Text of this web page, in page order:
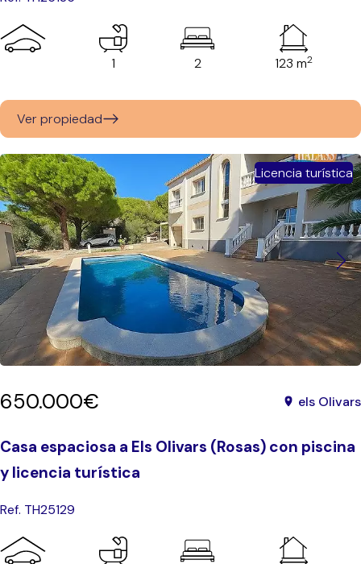
1 2 123 m2
Ver propiedad
Licencia turística
650.000€ els Olivars
Casa espaciosa a Els Olivars (Rosas) con piscina
y licencia turística
Ref. TH25129